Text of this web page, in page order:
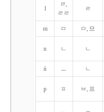
l
ㄹ,
ㄹㄹ
ㄹ
m ㅁ ㅁ, 므
n ㄴ ㄴ
ń ㅡ ㄴ
p ㅍ ㅂ, 프